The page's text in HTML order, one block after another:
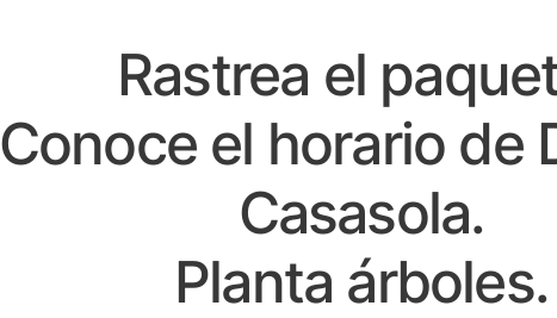
Rastrea el
Conoce el horario de
Casasola.
Planta árboles.